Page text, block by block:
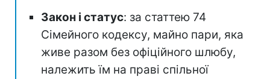
Закон і статус: за статтею 74
Сімейного кодексу, майно пари, яка
живе разом без офіційного шлюбу,
належить їм на праві спільної